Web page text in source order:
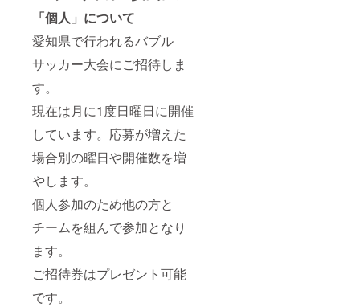
「個人」について
愛知県で行われるバブル
サッカー大会にご招待しま
す。
現在は月に1度日曜日に開催
しています。応募が増えた
場合別の曜日や開催数を増
やします。
個人参加のため他の方と
チームを組んで参加となり
ます。
ご招待券はプレゼント可能
です。